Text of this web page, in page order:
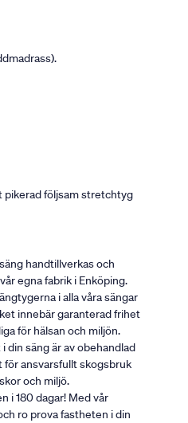
pikerad följsam stretchtyg
handtillverkas och
egna fabrik i Enköping.
i alla våra sängar
innebär garanterad frihet
för hälsan och miljön.
din säng är av obehandlad
för ansvarsfullt skogsbruk
och miljö.
i 180 dagar! Med vår
ro prova fastheten i din